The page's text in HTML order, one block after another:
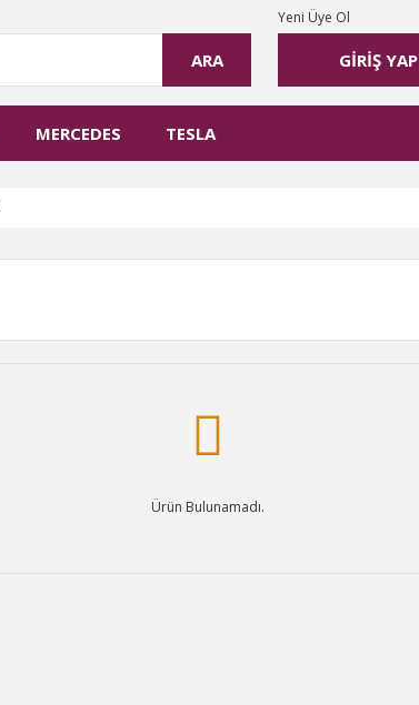
ARA GİRİŞ YAP
Yeni Üye Ol
MERCEDES TESLA
Ürün Bulunamadı.